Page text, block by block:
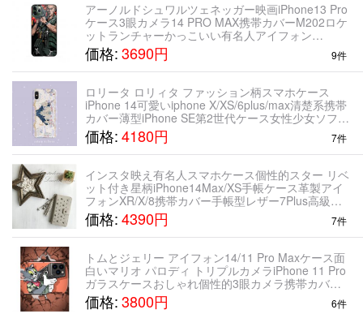
アーノルドシュワルツェネッガー映画iPhone13 Pro
ケース3眼カメラ14 PRO MAX携帯カバーM202ロケ
ットランチャーかっこいい有名人アイフォン
11PRO/11トリプルカメラ スマホケースM202A1
FLASH個性的コマンドー
価格:3690円 9件
ロリータ ロリィタ ファッション柄スマホケース
iPhone 14可愛いiphone X/XS/6plus/max清楚系携帯
カバー薄型iPhone SE第2世代ケース女性少女ソフト
素材 お城柄プリント
価格:4180円 7件
インスタ映え有名人スマホケース個性的スター リベ
ット付き星柄iPhone14Max/XS手帳ケース革製アイ
フォンXR/X/8携帯カバー手帳型レザー7Plus高級カ
バー灰色大人っぽいグレーICカード入れスタンド機
能iPhone 11
価格:4390円 7件
トムとジェリー アイフォン14/11 Pro Maxケース面
白いマリオ パロディ トリプルカメラiPhone 11 Pro
ガラスケースおしゃれ個性的3眼カメラ携帯カバー
硝子背面ガラス耐衝撃iphoneXR/XS手持ち大砲ドナ
ルドダック
価格:3800円 6件